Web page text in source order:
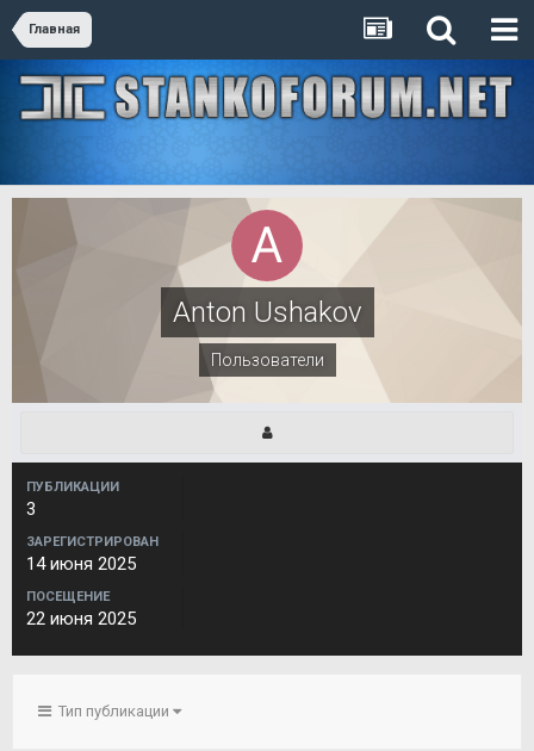
Главная
Anton Ushakov
Пользователи
ПУБЛИКАЦИИ
3
ЗАРЕГИСТРИРОВАН
14 июня 2025
ПОСЕЩЕНИЕ
22 июня 2025
Тип публикации